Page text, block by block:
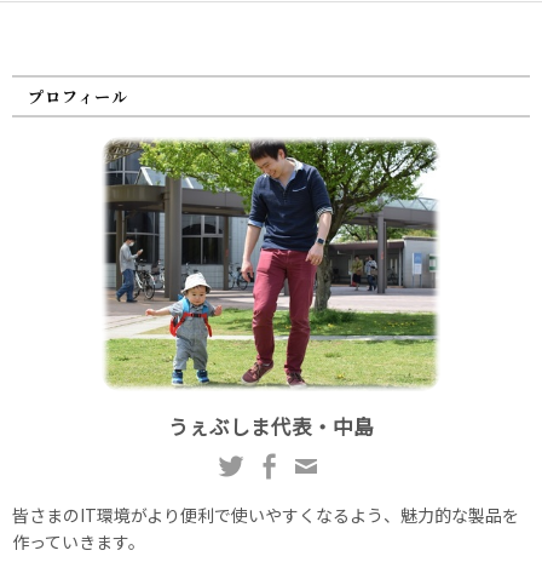
プロフィール
うぇぶしま代表・中島
皆さまのIT環境がより便利で使いやすくなるよう、魅力的な製品を
作っていきます。